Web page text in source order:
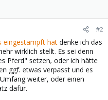
#2
eingestampft hat denke ich das
wirklich stellt. Es sei denn
Pferd" setzen, oder ich hätte
ggf. etwas verpasst und es
weiter, oder einen
dafür.